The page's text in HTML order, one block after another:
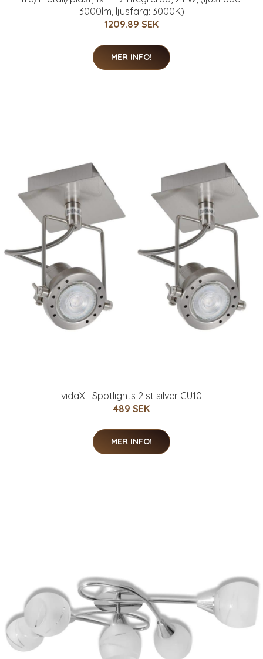
3000lm, ljusfärg: 3000K)
1209.89 SEK
MER INFO!
vidaXL Spotlights 2 st silver GU10
489 SEK
MER INFO!